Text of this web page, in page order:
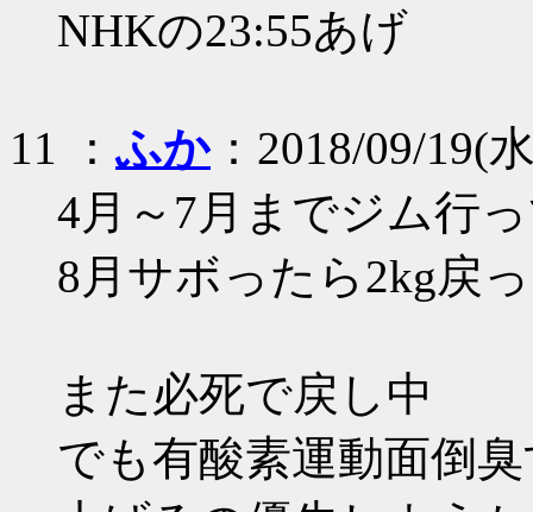
NHKの23:55あげ
11 ：ふか：2018/09/19(
4月～7月までジム行
8月サボったら2kg戻
また必死で戻し中
でも有酸素運動面倒